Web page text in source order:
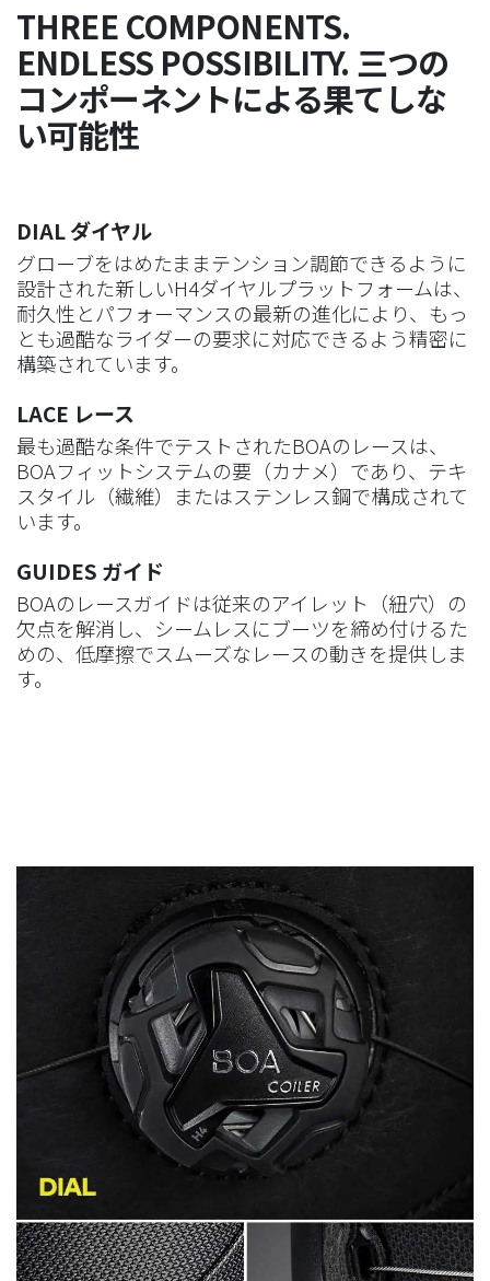
THREE COMPONENTS.
ENDLESS POSSIBILITY. 三つの
コンポーネントによる果てしな
い可能性
DIAL ダイヤル
グローブをはめたままテンション調節できるように
設計された新しいH4ダイヤルプラットフォームは、
耐久性とパフォーマンスの最新の進化により、もっ
とも過酷なライダーの要求に対応できるよう精密に
構築されています。
LACE レース
最も過酷な条件でテストされたBOAのレースは、
BOAフィットシステムの要（カナメ）であり、テキ
スタイル（繊維）またはステンレス鋼で構成されて
います。
GUIDES ガイド
BOAのレースガイドは従来のアイレット（紐穴）の
欠点を解消し、シームレスにブーツを締め付けるた
めの、低摩擦でスムーズなレースの動きを提供しま
す。